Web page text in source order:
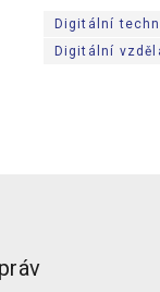
Digitální
Digitální